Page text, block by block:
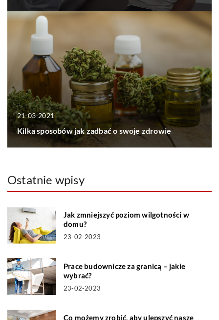
21-03-2021
Kilka sposobów jak zadbać o swoje zdrowie
Ostatnie wpisy
Jak zmniejszyć poziom wilgotności w
domu?
23-02-2023
Prace budownicze za granicą – jakie
wybrać?
23-02-2023
Co możemy zrobić, aby ulepszyć nasze